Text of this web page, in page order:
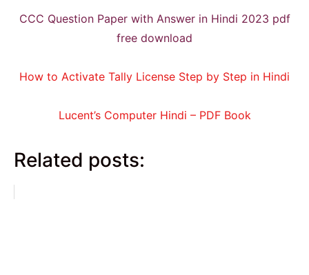
CCC Question Paper with Answer in Hindi 2023 pdf
free download
How to Activate Tally License Step by Step in Hindi
Lucent’s Computer Hindi – PDF Book
Related posts: